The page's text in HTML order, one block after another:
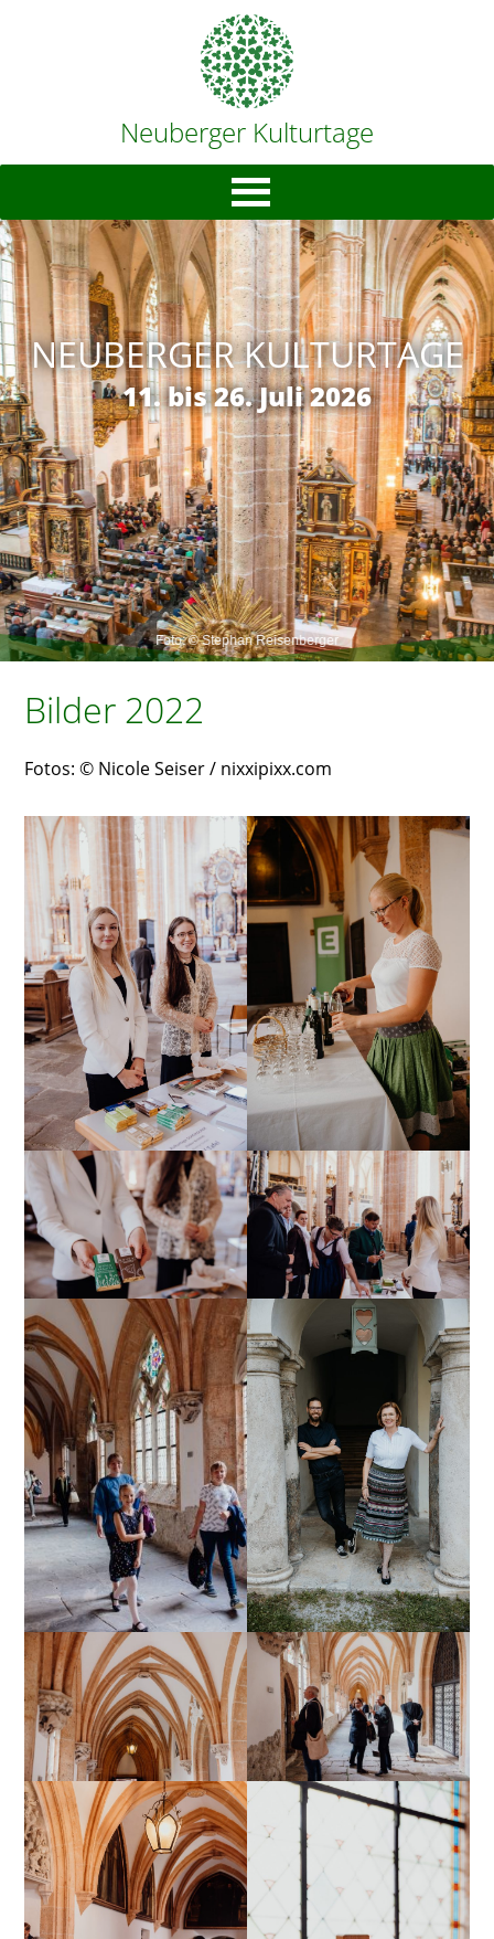
Neuberger Kulturtage
NEUBERGER KULTURTAGE
11. bis 26. Juli 2026
Foto: © Stephan Reisenberger
Bilder 2022
Fotos: © Nicole Seiser / nixxipixx.com